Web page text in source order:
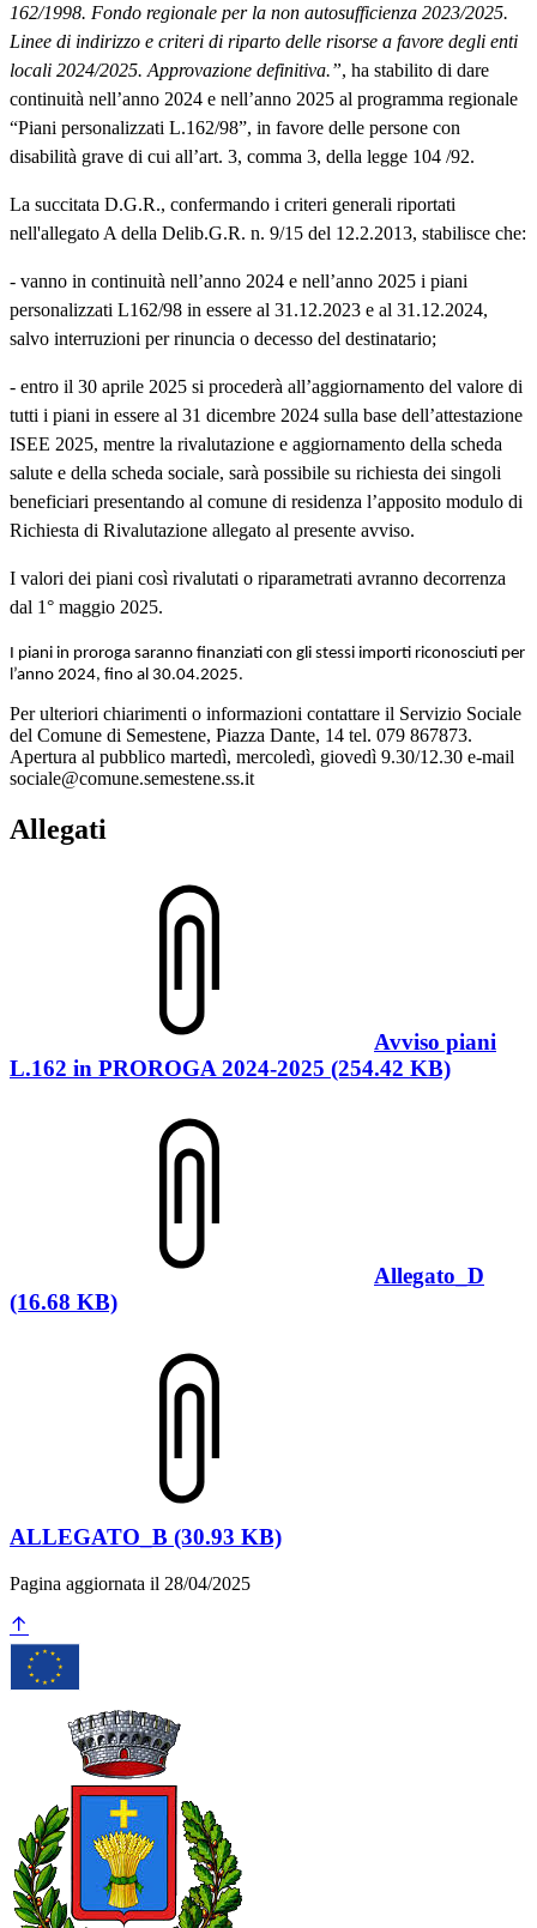
162/1998. Fondo regionale per la non autosufficienza 2023/2025.
Linee di indirizzo e criteri di riparto delle risorse a favore degli enti
locali 2024/2025. Approvazione definitiva.”, ha stabilito di dare
continuità nell’anno 2024 e nell’anno 2025 al programma regionale
“Piani personalizzati L.162/98”, in favore delle persone con
disabilità grave di cui all’art. 3, comma 3, della legge 104 /92.
La succitata D.G.R., confermando i criteri generali riportati
nell'allegato A della Delib.G.R. n. 9/15 del 12.2.2013, stabilisce che:
- vanno in continuità nell’anno 2024 e nell’anno 2025 i piani
personalizzati L162/98 in essere al 31.12.2023 e al 31.12.2024,
salvo interruzioni per rinuncia o decesso del destinatario;
- entro il 30 aprile 2025 si procederà all’aggiornamento del valore di
tutti i piani in essere al 31 dicembre 2024 sulla base dell’attestazione
ISEE 2025, mentre la rivalutazione e aggiornamento della scheda
salute e della scheda sociale, sarà possibile su richiesta dei singoli
beneficiari presentando al comune di residenza l’apposito modulo di
Richiesta di Rivalutazione allegato al presente avviso.
I valori dei piani così rivalutati o riparametrati avranno decorrenza
dal 1° maggio 2025.
I piani in proroga saranno finanziati con gli stessi importi riconosciuti per
l’anno 2024, fino al 30.04.2025.
Per ulteriori chiarimenti o informazioni contattare il Servizio Sociale
del Comune di Semestene, Piazza Dante, 14 tel. 079 867873.
Apertura al pubblico martedì, mercoledì, giovedì 9.30/12.30 e-mail
sociale@comune.semestene.ss.it
Allegati
Avviso piani
L.162 in PROROGA 2024-2025 (254.42 KB)
Allegato_D
(16.68 KB)
ALLEGATO_B (30.93 KB)
Pagina aggiornata il 28/04/2025